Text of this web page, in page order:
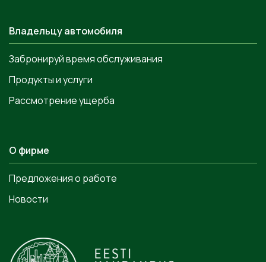
Владельцу автомобиля
Забронируй время обслуживания
Продукты и услуги
Рассмотрение ущерба
О фирме
Предложения о работе
Новости